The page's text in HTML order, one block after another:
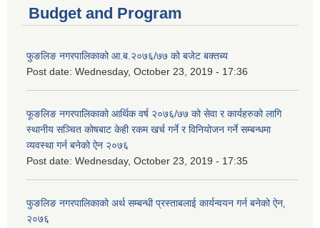
Budget and Program
फुङलिङ नगरपालिकाको आ.ब.२०७६/७७ को बजेट बक्तब्य
Post date: Wednesday, October 23, 2019 - 17:36
फूङलिङ नगरपालिकाको आर्थिक वर्ष २०७६/७७ को सेवा र कार्यहरुको लागि
स्थानीय सञ्चित कोषबाट केही रकम खर्च गर्ने र विनियोजन गर्ने सम्बन्धमा
व्यवस्था गर्न बनेको ऐन २०७६
Post date: Wednesday, October 23, 2019 - 17:35
फुङलिङ नगरपालिकाको अर्थ सम्बन्धी प्रस्ताबलाई कार्यन्वयन गर्न बनेको ऐन‚
२०७६